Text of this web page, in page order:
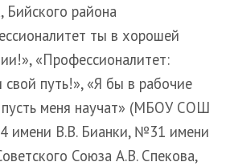
Бийского района
ты в хорошей
«Профессионалитет:
свой путь!», «Я бы в рабочие
меня научат» (МБОУ СОШ
В.В. Бианки, №31 имени
Союза А.В. Спекова,